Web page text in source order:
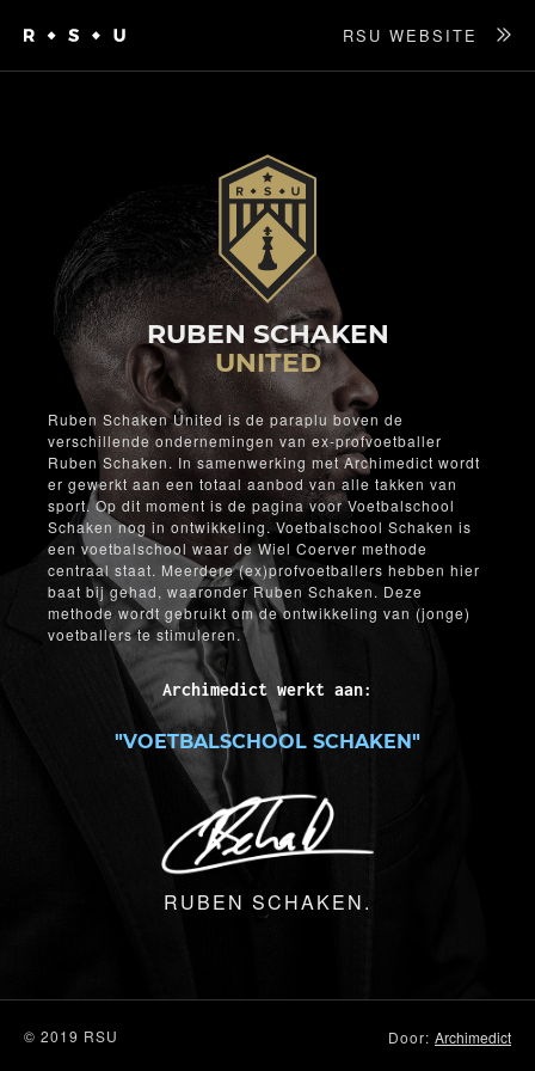
RSU WEBSITE
RUBEN SCHAKEN
UNITED
Ruben Schaken United is de paraplu boven de
verschillende ondernemingen van ex-profvoetballer
Ruben Schaken. In samenwerking met Archimedict wordt
er gewerkt aan een totaal aanbod van alle takken van
sport. Op dit moment is de pagina voor Voetbalschool
Schaken nog in ontwikkeling. Voetbalschool Schaken is
een voetbalschool waar de Wiel Coerver methode
centraal staat. Meerdere (ex)profvoetballers hebben hier
baat bij gehad, waaronder Ruben Schaken. Deze
methode wordt gebruikt om de ontwikkeling van (jonge)
voetballers te stimuleren.
Archimedict werkt aan:
"VOETBALSCHOOL SCHAKEN"
RUBEN SCHAKEN.
© 2019 RSU Door: Archimedict